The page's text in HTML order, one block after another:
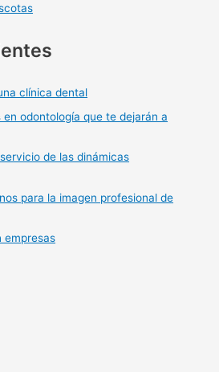
clínica dental
odontología que te dejarán a
de las dinámicas
para la imagen profesional de
empresas